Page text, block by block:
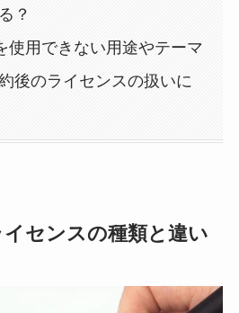
？
使用できない用途やテーマ
後のライセンスの扱いに
センスの種類と違い